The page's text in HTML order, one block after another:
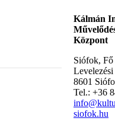
Kálmán
Központ
Siófok, Fő
8601
Tel.: +36
siofok.hu